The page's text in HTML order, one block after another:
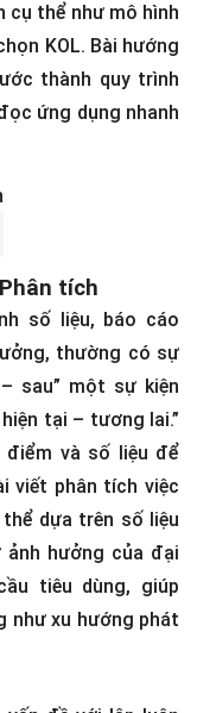
cụ thể như mô hình
KOL. Bài hướng
thành quy trình
ứng dụng nhanh
tích
số liệu, báo cáo
thường có sự
sau” một sự kiện
tại – tương lai.”
điểm và số liệu để
viết phân tích việc
thể dựa trên số liệu
hưởng của đại
tiêu dùng, giúp
như xu hướng phát